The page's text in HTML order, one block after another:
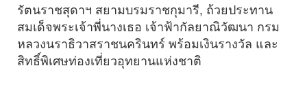
รัตนราชสุดาฯ สยามบรมราชกุมารี, ถ้วยประทาน
สมเด็จพระเจ้าพี่นางเธอ เจ้าฟ้ากัลยาณิวัฒนา กรม
หลวงนราธิวาสราชนครินทร์ พร้อมเงินรางวัล และ
สิทธิ์พิเศษท่องเที่ยวอุทยานแห่งชาติ